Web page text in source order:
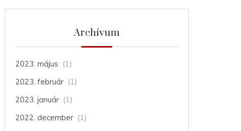
Archívum
2023. május (1)
2023. február (1)
2023. január (1)
2022. december (1)